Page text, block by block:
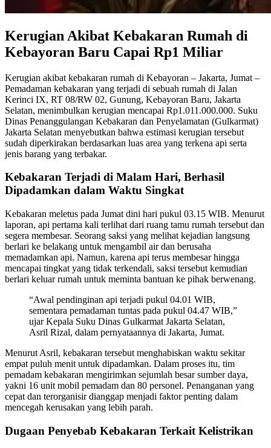
Kerugian Akibat Kebakaran Rumah di
Kebayoran Baru Capai Rp1 Miliar
Kerugian akibat kebakaran rumah di Kebayoran – Jakarta, Jumat –
Pemadaman kebakaran yang terjadi di sebuah rumah di Jalan
Kerinci IX, RT 08/RW 02, Gunung, Kebayoran Baru, Jakarta
Selatan, menimbulkan kerugian mencapai Rp1.011.000.000. Suku
Dinas Penanggulangan Kebakaran dan Penyelamatan (Gulkarmat)
Jakarta Selatan menyebutkan bahwa estimasi kerugian tersebut
sudah diperkirakan berdasarkan luas area yang terkena api serta
jenis barang yang terbakar.
Kebakaran Terjadi di Malam Hari, Berhasil
Dipadamkan dalam Waktu Singkat
Kebakaran meletus pada Jumat dini hari pukul 03.15 WIB. Menurut
laporan, api pertama kali terlihat dari ruang tamu rumah tersebut dan
segera membesar. Seorang saksi yang melihat kejadian langsung
berlari ke belakang untuk mengambil air dan berusaha
memadamkan api. Namun, karena api terus membesar hingga
mencapai tingkat yang tidak terkendali, saksi tersebut kemudian
berlari keluar rumah untuk meminta bantuan ke pihak berwenang.
“Awal pendinginan api terjadi pukul 04.01 WIB,
sementara pemadaman tuntas pada pukul 04.47 WIB,”
ujar Kepala Suku Dinas Gulkarmat Jakarta Selatan,
Asril Rizal, dalam pernyataannya di Jakarta, Jumat.
Menurut Asril, kebakaran tersebut menghabiskan waktu sekitar
empat puluh menit untuk dipadamkan. Dalam proses itu, tim
pemadam kebakaran mengirimkan sejumlah besar sumber daya,
yakni 16 unit mobil pemadam dan 80 personel. Penanganan yang
cepat dan terorganisir dianggap menjadi faktor penting dalam
mencegah kerusakan yang lebih parah.
Dugaan Penyebab Kebakaran Terkait Kelistrikan